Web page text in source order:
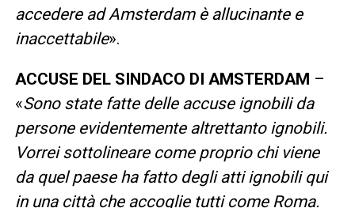
accedere ad Amsterdam è allucinante e
inaccettabile».
ACCUSE DEL SINDACO DI AMSTERDAM –
«Sono state fatte delle accuse ignobili da
persone evidentemente altrettanto ignobili.
Vorrei sottolineare come proprio chi viene
da quel paese ha fatto degli atti ignobili qui
in una città che accoglie tutti come Roma.